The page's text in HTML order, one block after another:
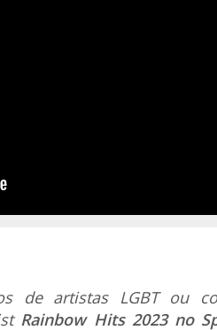
de artistas LGBT ou
Rainbow Hits 2023 no